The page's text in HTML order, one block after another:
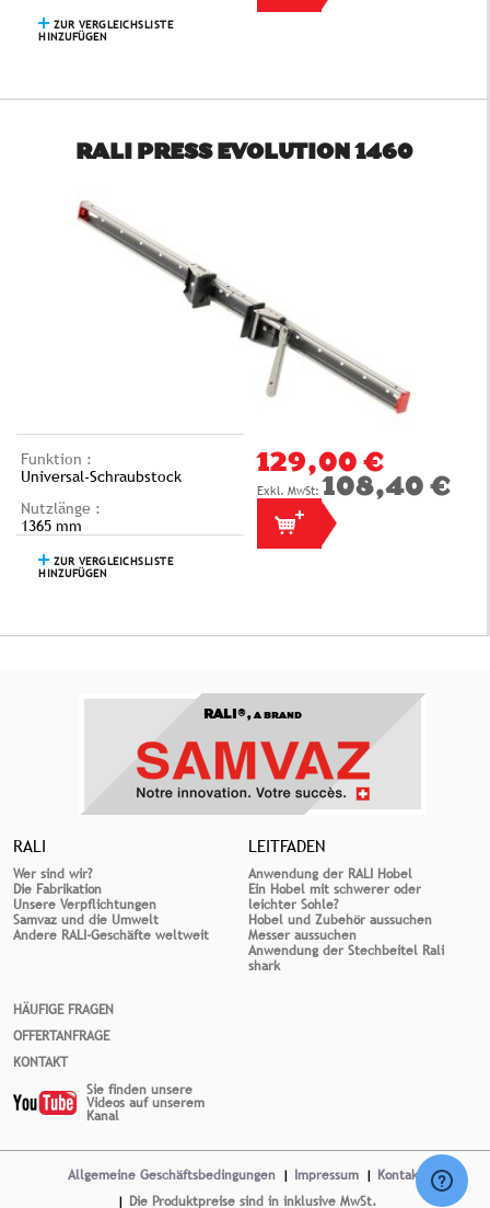
ZUR VERGLEICHSLISTE
HINZUFÜGEN
RALI PRESS EVOLUTION 1460
Funktion :
Universal-Schraubstock
Nutzlänge :
1365 mm
ZUR VERGLEICHSLISTE
HINZUFÜGEN
129,00 €
108,40 €
RALI®,A BRAND
RALI
Wer sind wir?
Die Fabrikation
Unsere Verpflichtungen
Samvaz und die Umwelt
Andere RALI-Geschäfte weltweit
LEITFADEN
Anwendung der RALI Hobel
Ein Hobel mit schwerer oder
leichter Sohle?
Hobel und Zubehör aussuchen
Messer aussuchen
Anwendung der Stechbeitel Rali
shark
HÄUFIGE FRAGEN
OFFERTANFRAGE
KONTAKT
Sie finden unsere
Videos auf unserem
Kanal
Allgemeine Geschäftsbedingungen Impressum
Kontakt
Die Produktpreise sind in inklusive MwSt.